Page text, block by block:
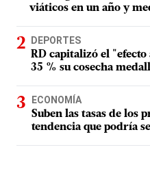
viáticos en un año y
DEPORTES
RD capitalizó el
35 % su cosecha
ECONOMÍA
Suben las tasas de los
tendencia que podría